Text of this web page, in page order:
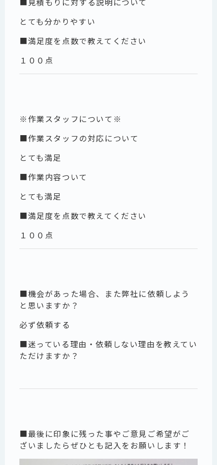
とても分かりやすい
■満足度を点数で教えてください
１００点
※作業スタッフについて※
■作業スタッフの対応について
とても満足
■作業内容ついて
とても満足
■満足度を点数で教えてください
１００点
■機会があった場合、また弊社に依頼しよう
と思いますか？
必ず依頼する
■迷っている理由・依頼しない理由を教えてい
ただけますか？
■最後に印象に残った事やご意見ご希望がご
ざいましたらぜひとも記入をお願いします！